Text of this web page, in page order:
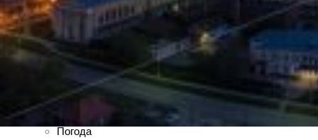
Фото Чебоксар, Новочебоксарска и окрестностей
Каталог фотографий Чебоксар Лучшие фотографии
Чебоксар и окрестностей по временам года
Погода